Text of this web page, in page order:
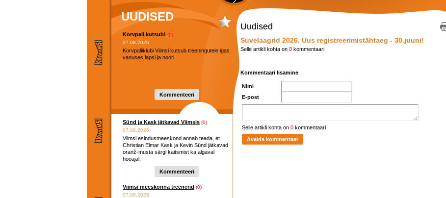
UUDISED
Korvpall kutsub! (0)
07.08.2026
Korvpalliklubi Viimsi kutsub treeningutele igas
vanuses lapsi ja noori.
Kommenteeri
Sünd ja Kask jätkavad Viimsis (0)
07.08.2026
Viimsi esindusmeeskond annab teada, et
Christian Elmar Kask ja Kevin Sünd jätkavad
oranž-musta särgi kaitsmist ka algaval
hooajal.
Kommenteeri
Viimsi meeskonna treenerid (0)
07.08.2026
Uudised
Suvelaagrid 2026. Uus registreerimistähtaeg - 30.juuni!
Selle artikli kohta on 0 kommentaari
Kommentaari lisamine
Nimi
E-post
Selle artikli kohta on 0 kommentaari